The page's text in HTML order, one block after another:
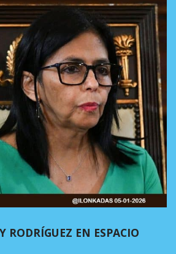
RODRÍGUEZ EN ESPACIO